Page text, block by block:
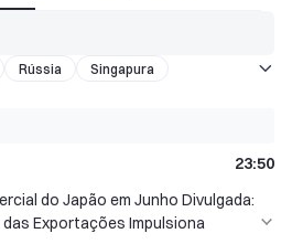
Rússia
Singapura
23:50
do Japão em Junho Divulgada:
Exportações Impulsiona